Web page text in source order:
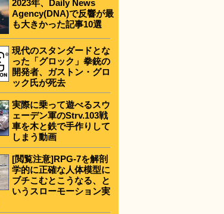
2023年、Daily News
Agency(DNA)で反響が最
も大きかった記事10選
現代のスタンダードとな
った「グロック」拳銃の
開発者、ガストン・グロ
ック氏が死去
実際に乗って遊べるスウ
ェーデン軍のStrv.103戦
車を木と鉄で手作りして
しまう動画
[閲覧注意]RPG-7を解剖
学的に正確な人体模型に
ブチこむとこうなる、と
いうスローモーション実